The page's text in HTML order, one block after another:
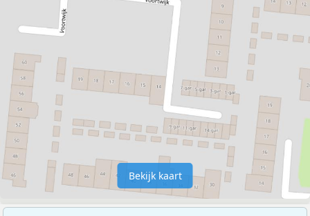
Bekijk kaart